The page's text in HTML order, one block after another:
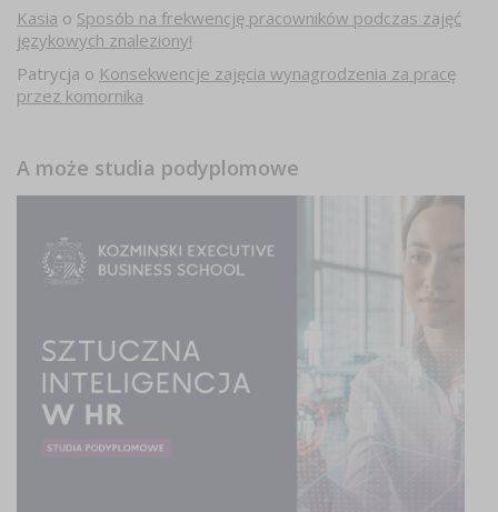
Kasia o Sposób na frekwencję pracowników podczas zajęć
językowych znaleziony!
Patrycja o Konsekwencje zajęcia wynagrodzenia za pracę
przez komornika
A może studia podyplomowe